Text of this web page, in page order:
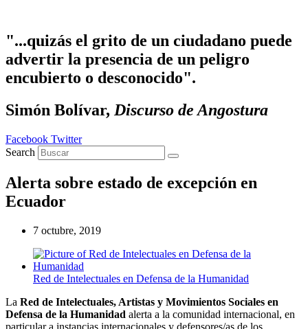
"...quizás el grito de un ciudadano puede
advertir la presencia de un peligro
encubierto o desconocido".
Simón Bolívar, Discurso de Angostura
Facebook Twitter
Search
Alerta sobre estado de excepción en
Ecuador
7 octubre, 2019
Red de Intelectuales en Defensa de la Humanidad
La Red de Intelectuales, Artistas y Movimientos Sociales en
Defensa de la Humanidad alerta a la comunidad internacional, en
particular a instancias internacionales y defensores/as de los